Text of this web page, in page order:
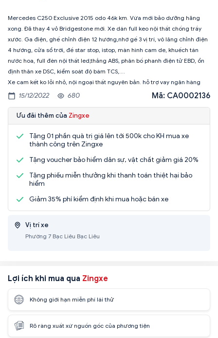
Mercedes C250 Exclusive 2015 odo 46k km. Vừa mới bảo dưỡng hãng
xong. Đã thay 4 vỏ Bridgestone mới. Xe dán full keo nội thất chống trầy
xước. Ga điện, ghế chỉnh điện 12 hướng,nhớ gế 3 vị trí, vô lăng chỉnh điện
4 hướng, cửa sổ trời, đề star stop, istop, màn hình cam de, khuếch tán
nước hoa, full đèn nội thất led,thắng ABS, phân bố phanh điện tử EBD, ổn
định thân xe DSC, kiểm soát độ bám TCS,....
Xe cam kết ko lỗi nhỏ, nội ngoại thất nguyên bản. hỗ trợ vay ngân hàng
15/12/2022 680 Mã: CA0002136
Ưu đãi thêm của Zingxe
Tặng 01 phần quà trị giá lên tới 500k cho KH mua xe
thành công trên Zingxe
Tặng voucher bảo hiểm dân sự, vật chất giảm giá 20%
Tặng phiếu miễn thưởng khi thanh toán thiệt hại bảo
hiểm
Giảm 35% phí kiểm định khi mua hoặc bán xe
Vị trí xe
Phường 7 Bạc Liêu Bạc Liêu
Lợi ích khi mua qua Zingxe
Không giới hạn miễn phí lái thử
Rõ ràng xuất xứ nguồn gốc của phương tiện